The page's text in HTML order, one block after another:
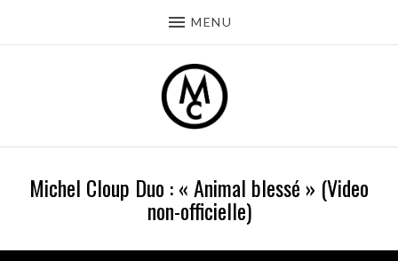
MENU
Michel Cloup Duo : « Animal blessé » (Video
non-officielle)